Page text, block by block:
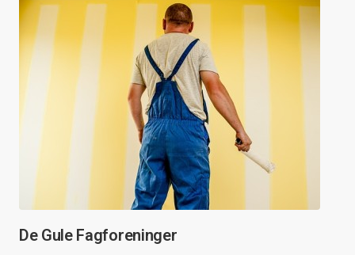
De Gule Fagforeninger